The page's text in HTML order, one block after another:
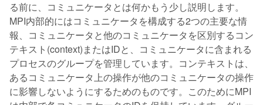
る前に、コミュニケータとは何かもう少し説明します。
MPI内部的にはコミュニケータを構成する2つの主要な情
報、コミュニケータと他のコミュニケータを区別するコン
テキスト(context)またはIDと、コミュニケータに含まれる
プロセスのグループを管理しています。コンテキストは、
あるコミュニケータ上の操作が他のコミュニケータの操作
に影響しないようにするためのものです。このためにMPI